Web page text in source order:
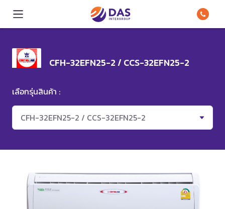
CFH-32EFN25-2 / CCS-32EFN25-2
เลือกรุ่นสินค้า :
CFH-32EFN25-2 / CCS-32EFN25-2